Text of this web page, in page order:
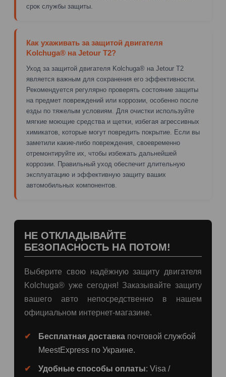
срок службы защиты.
Как ухаживать за защитой двигателя
Kolchuga® на Jetour T2?
Уход за защитой двигателя Kolchuga® на Jetour T2
является важным для сохранения его эффективности.
Рекомендуется регулярно проверять состояние защиты
на предмет повреждений или коррозии, особенно после
езды по тяжелым условиям. Для очистки используйте
мягкие моющие средства и щетки, избегая агрессивных
химикатов, которые могут повредить покрытие. Если вы
заметили какие-либо повреждения, своевременно
отремонтируйте их, чтобы избежать дальнейшей
коррозии. Правильный уход обеспечит длительную
эксплуатацию и эффективную защиту ваших
автомобильных компонентов.
НЕ ОТКЛАДЫВАЙТЕ
БЕЗОПАСНОСТЬ НА ПОТОМ!
Выберите свою надёжную защиту двигателя
Kolchuga® уже сегодня! Заказывайте защиту
вашего авто непосредственно в нашем
официальном интернет-магазине.
Бесплатная доставка почтовой службой
MeestExpress по Украине.
Удобные способы оплаты: Visa /